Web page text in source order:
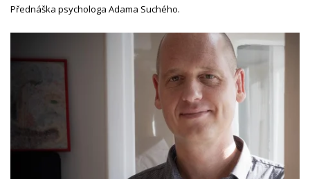
Přednáška psychologa Adama Suchého.